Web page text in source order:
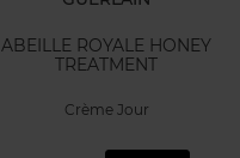
ABEILLE ROYALE HONEY
TREATMENT
Crème Jour